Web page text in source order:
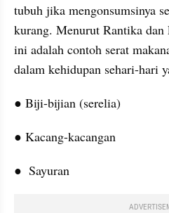
tubuh jika mengonsumsinya
kurang. Menurut Rantika
ini adalah contoh serat
dalam kehidupan sehari-hari
● Biji-bijian (serelia)
● Kacang-kacangan
●  Sayuran